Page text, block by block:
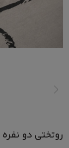
روتختی دو نفره modern 123 خانه مسعود